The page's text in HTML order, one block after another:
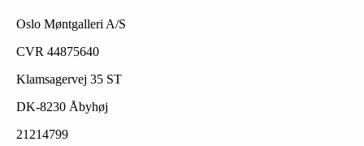
Oslo Møntgalleri A/S
CVR 44875640
Klamsagervej 35 ST
DK-8230 Åbyhøj
21214799